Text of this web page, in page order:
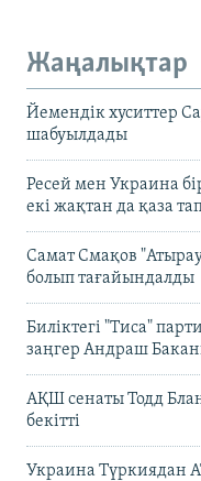
Жаңалықтар
Йемендік хуситтер
шабуылдады
Ресей мен Украина
екі жақтан да қаза
Самат Смақов
болып тағайындалды
Биліктегі "Тиса"
заңгер Андраш
АҚШ сенаты Тодд
бекітті
Украина Түркиядан